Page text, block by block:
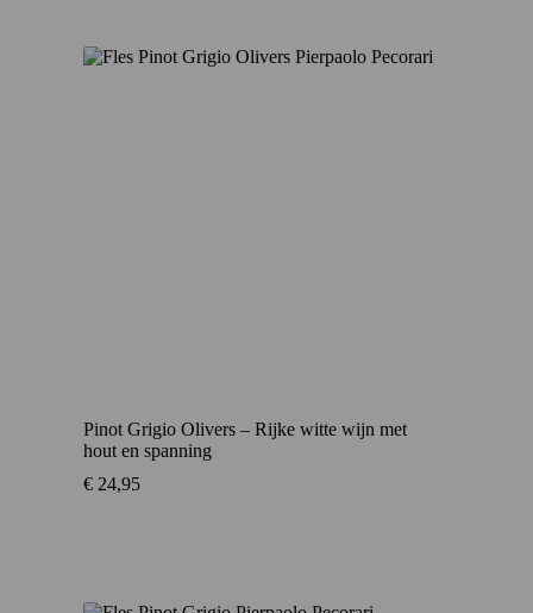
Pinot Grigio Olivers – Rijke witte wijn met
hout en spanning
€ 24,95